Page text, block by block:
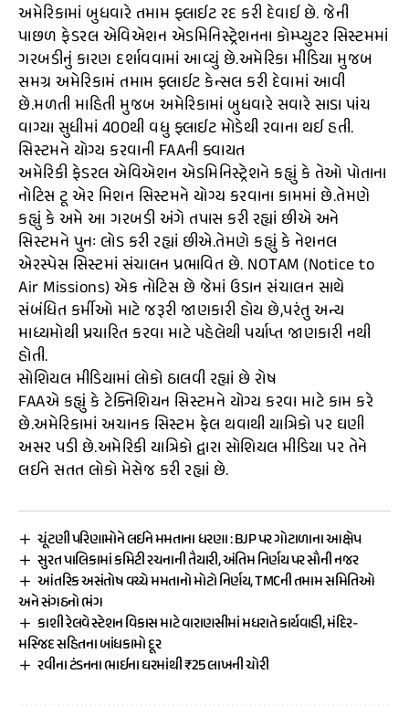
અમેરિકામાં બુધવારે તમામ ફ્લાઈટ રદ કરી દેવાઈ છે. જેની
પાછળ ફેડરલ એવિએશન એડમિનિસ્ટ્રેશનના કોમ્પ્યુટર સિસ્ટમમાં
ગરબડીનું કારણ દર્શાવવામાં આવ્યું છે.અમેરિકા મીડિયા મુજબ
સમગ્ર અમેરિકામં તમામ ફ્લાઈટ કેન્સલ કરી દેવામાં આવી
છે.મળતી માહિતી મુજબ અમેરિકામાં બુધવારે સવારે સાડા પાંચ
વાગ્યા સુધીમાં 400થી વધુ ફ્લાઈટ મોડેથી રવાના થઈ હતી.
સિસ્ટમને યોગ્ય કરવાની FAAની ક્વાયત
અમેરિકી ફેડરલ એવિએશન એડમિનિસ્ટ્રેશને કહ્યું કે તેઓ પોતાના
નોટિસ ટૂ એર મિશન સિસ્ટમને યોગ્ય કરવાના કામમાં છે.તેમણે
કહ્યું કે અમે આ ગરબડી અંગે તપાસ કરી રહ્યાં છીએ અને
સિસ્ટમને પુનઃ લોડ કરી રહ્યાં છીએ.તેમણે કહ્યું કે નેશનલ
એરસ્પેસ સિસ્ટમાં સંચાલન પ્રભાવિત છે. NOTAM (Notice to
Air Missions) એક નોટિસ છે જેમાં ઉડાન સંચાલન સાથે
સંબંધિત કર્મીઓ માટે જરૂરી જાણકારી હોય છે,પરંતુ અન્ય
માધ્યમોથી પ્રચારિત કરવા માટે પહેલેથી પર્યાપ્ત જાણકારી નથી
હોતી.
સોશિયલ મીડિયામાં લોકો ઠાલવી રહ્યાં છે રોષ
FAAએ કહ્યું કે ટેક્નિશિયન સિસ્ટમને યોગ્ય કરવા માટે કામ કરે
છે.અમેરિકામાં અચાનક સિસ્ટમ ફેલ થવાથી યાત્રિકો પર ઘણી
અસર પડી છે.અમેરિકી યાત્રિકો દ્વારા સોશિયલ મીડિયા પર તેને
લઈને સતત લોકો મેસેજ કરી રહ્યાં છે.
ચૂંટણી પરિણામોને લઈને મમતાના ધરણા : BJP પર ગોટાળાના આક્ષેપ
સુરત પાલિકામાં કમિટી રચનાની તૈયારી, અંતિમ નિર્ણય પર સૌની નજર
આંતરિક અસંતોષ વચ્ચે મમતાનો મોટો નિર્ણય, TMCની તમામ સમિતિઓ
અને સંગઠનો ભંગ
કાશી રેલવે સ્ટેશન વિકાસ માટે વારાણસીમાં મધરાતે કાર્યવાહી, મંદિર-
મસ્જિદ સહિતના બાંધકામો દૂર
રવીના ટંડનના ભાઈના ઘરમાંથી ₹25 લાખની ચોરી